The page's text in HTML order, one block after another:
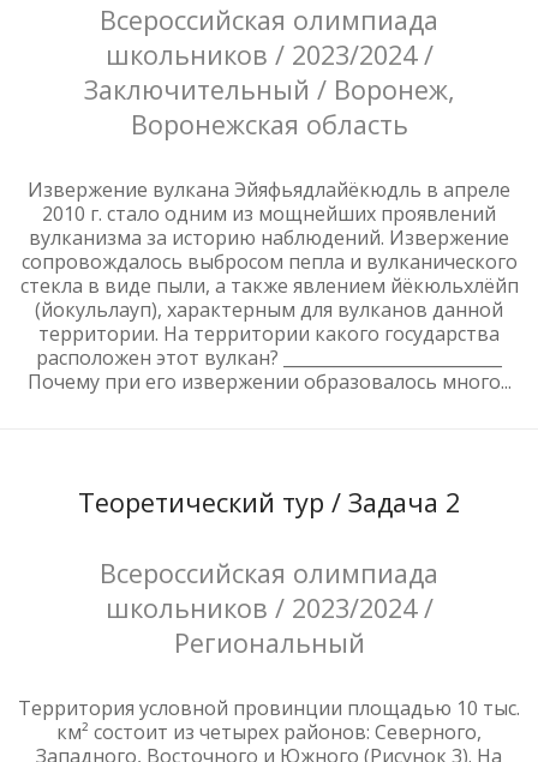
Всероссийская олимпиада
школьников / 2023/2024 /
Заключительный / Воронеж,
Воронежская область
Извержение вулкана Эйяфьядлайёкюдль в апреле
2010 г. стало одним из мощнейших проявлений
вулканизма за историю наблюдений. Извержение
сопровождалось выбросом пепла и вулканического
стекла в виде пыли, а также явлением йёкюльхлёйп
(йокульлауп), характерным для вулканов данной
территории. На территории какого государства
расположен этот вулкан? __________________________
Почему при его извержении образовалось много...
Теоретический тур / Задача 2
Всероссийская олимпиада
школьников / 2023/2024 /
Региональный
Территория условной провинции площадью 10 тыс.
км² состоит из четырех районов: Северного,
Западного, Восточного и Южного (Рисунок 3). На